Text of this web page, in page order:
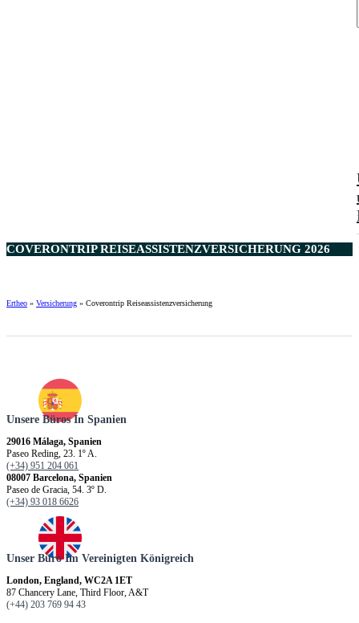
COVERONTRIP REISEASSISTENZVERSICHERUNG 2026
Ertheo » Versicherung » Coverontrip Reiseassistenzversicherung
Unsere Büros In Spanien
29016 Málaga, Spanien
Paseo Reding, 23. 1º A.
(+34) 951 204 061
08007 Barcelona, Spanien
Paseo de Gracia, 54. 3º D.
(+34) 93 018 6626
Unser Büro Im Vereinigten Königreich
London, England, WC2A 1ET
87 Chancery Lane, Third Floor, A&T
(+44) 203 769 94 43